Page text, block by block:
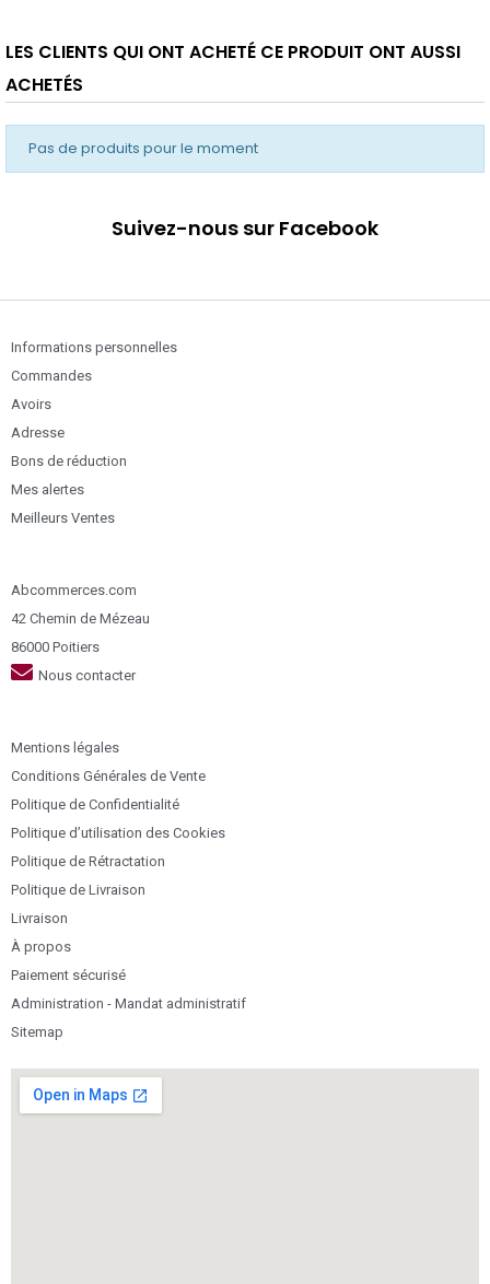
LES CLIENTS QUI ONT ACHETÉ CE PRODUIT ONT AUSSI
ACHETÉS
Pas de produits pour le moment
Suivez-nous sur Facebook
Informations personnelles
Commandes
Avoirs
Adresse
Bons de réduction
Mes alertes
Meilleurs Ventes
Abcommerces.com
42 Chemin de Mézeau
86000 Poitiers
Nous contacter
Mentions légales
Conditions Générales de Vente
Politique de Confidentialité
Politique d’utilisation des Cookies
Politique de Rétractation
Politique de Livraison
Livraison
À propos
Paiement sécurisé
Administration - Mandat administratif
Sitemap